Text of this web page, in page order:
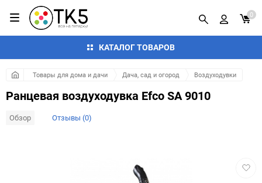
КАТАЛОГ ТОВАРОВ
0
Товары для дома и дачи Дача, сад и огород Воздуходувки
Ранцевая воздуходувка Efco SA 9010
Обзор Отзывы (0)